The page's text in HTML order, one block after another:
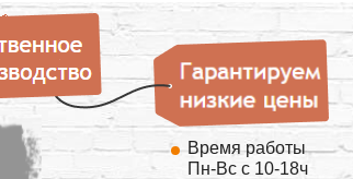
Время работы
Пн-Вс с 10-18ч